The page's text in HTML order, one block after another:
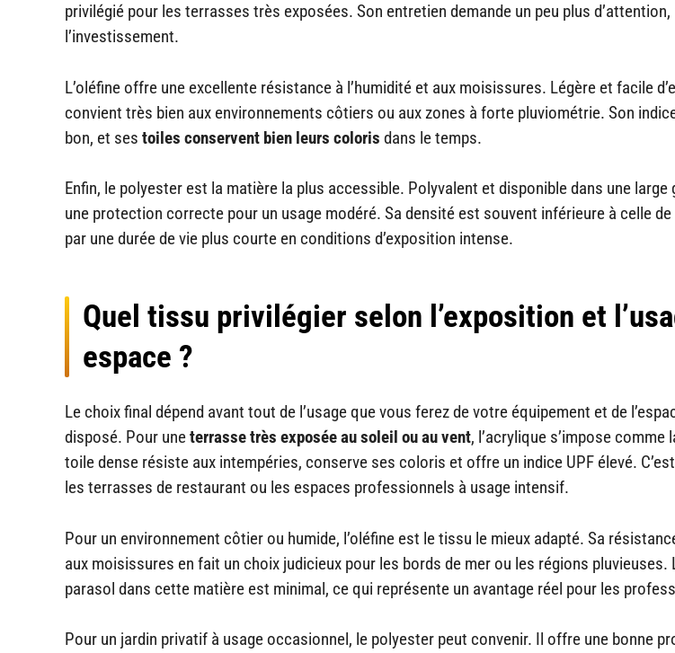
privilégié pour les terrasses très exposées. Son entretien demande un peu plus
l’investissement.
L’oléfine offre une excellente résistance à l’humidité et aux moisissures. Légère et facile
convient très bien aux environnements côtiers ou aux zones à forte pluviométrie. Son
bon, et ses toiles conservent bien leurs coloris dans le temps.
Enfin, le polyester est la matière la plus accessible. Polyvalent et disponible dans une
une protection correcte pour un usage modéré. Sa densité est souvent inférieure à celle
par une durée de vie plus courte en conditions d’exposition intense.
Quel tissu privilégier selon l’exposition et
espace ?
Le choix final dépend avant tout de l’usage que vous ferez de votre équipement et de
disposé. Pour uneterrasse très exposée au soleil ou au vent, l’acrylique s’impose
toile dense résiste aux intempéries, conserve ses coloris et offre un indice UPF élevé.
les terrasses de restaurant ou les espaces professionnels à usage intensif.
Pour un environnement côtier ou humide, l’oléfine est le tissu le mieux adapté. Sa
aux moisissures en fait un choix judicieux pour les bords de mer ou les régions pluvieuses.
parasol dans cette matière est minimal, ce qui représente un avantage réel pour les
Pour un jardin privatif à usage occasionnel, le polyester peut convenir. Il offre une bonne